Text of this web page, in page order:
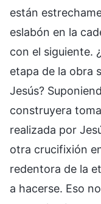
están
eslabón en la
con el siguiente.
etapa de la obra
Jesús?
construyera
realizada por
otra crucifixión
redentora de la
a hacerse. Eso